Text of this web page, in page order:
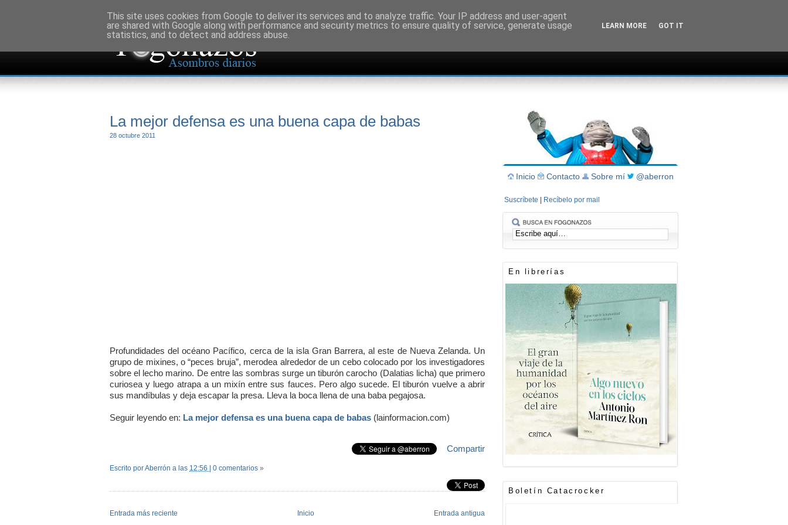
La mejor defensa es una buena capa de babas
28 octubre 2011
Profundidades del océano Pacífico, cerca de la isla Gran Barrera, al este de Nueva Zelanda. Un
grupo de mixines, o “peces bruja”, merodea alrededor de un cebo colocado por los investigadores
sobre el lecho marino. De entre las sombras surge un tiburón carocho (Dalatias licha) que primero
curiosea y luego atrapa a un mixín entre sus fauces. Pero algo sucede. El tiburón vuelve a abrir
sus mandíbulas y deja escapar la presa. Lleva la boca llena de una baba pegajosa.
Seguir leyendo en: La mejor defensa es una buena capa de babas (lainformacion.com)
Compartir
Escrito por Aberrón a las 12:56 | 0 comentarios »
Entrada más reciente Entrada antigua
Inicio
Inicio Contacto Sobre mí @aberron
Suscríbete Recíbelo por mail
En librerías
Boletín Catacrocker
This site uses cookies from Google to deliver its services and to analyze traffic. Your IP address and user-agent
are shared with Google along with performance and security metrics to ensure quality of service, generate usage
statistics, and to detect and address abuse.
LEARN MORE GOT IT